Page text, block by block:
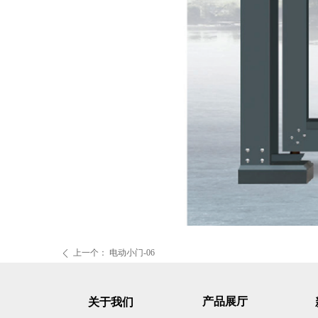
ꄴ 上一个： 电动小门-06
关于我们 产品展厅